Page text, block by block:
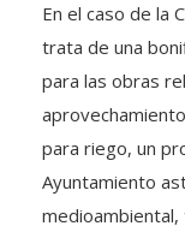
En el caso de la
trata de una
para las obras
para riego, un
Ayuntamiento